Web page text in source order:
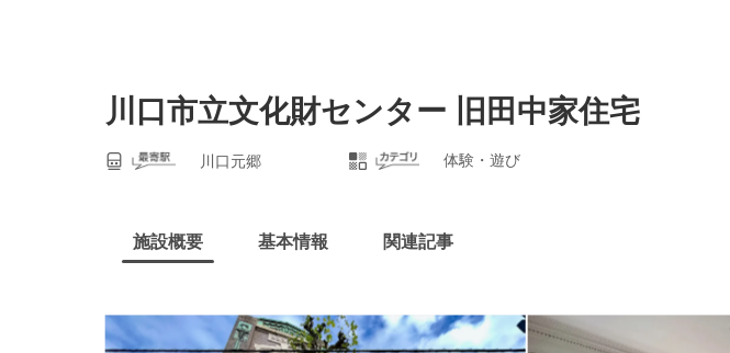
川口市立文化財センター 旧田中家住宅
川口元郷 体験・遊び
施設概要 基本情報 関連記事